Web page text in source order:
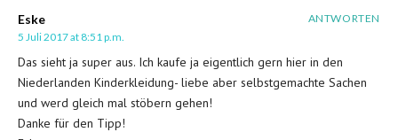
Eske
ANTWORTEN
5 Juli 2017 at 8:51 p.m.
Das sieht ja super aus. Ich kaufe ja eigentlich gern hier in den
Niederlanden Kinderkleidung- liebe aber selbstgemachte Sachen
und werd gleich mal stöbern gehen!
Danke für den Tipp!